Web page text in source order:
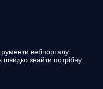
вебпорталу
швидко знайти потрібну